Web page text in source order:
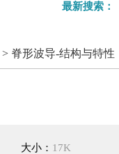
最新搜索：
> 脊形波导-结构与特性
大小： 17K